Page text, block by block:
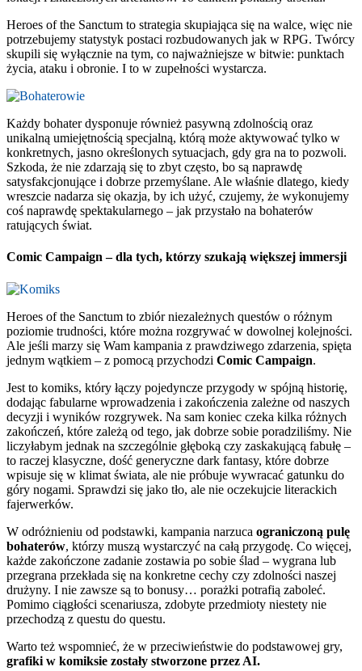
Heroes of the Sanctum to strategia skupiająca się na walce, więc nie
potrzebujemy statystyk postaci rozbudowanych jak w RPG. Twórcy
skupili się wyłącznie na tym, co najważniejsze w bitwie: punktach
życia, ataku i obronie. I to w zupełności wystarcza.
Każdy bohater dysponuje również pasywną zdolnością oraz
unikalną umiejętnością specjalną, którą może aktywować tylko w
konkretnych, jasno określonych sytuacjach, gdy gra na to pozwoli.
Szkoda, że nie zdarzają się to zbyt często, bo są naprawdę
satysfakcjonujące i dobrze przemyślane. Ale właśnie dlatego, kiedy
wreszcie nadarza się okazja, by ich użyć, czujemy, że wykonujemy
coś naprawdę spektakularnego – jak przystało na bohaterów
ratujących świat.
Comic Campaign – dla tych, którzy szukają większej immersji
Heroes of the Sanctum to zbiór niezależnych questów o różnym
poziomie trudności, które można rozgrywać w dowolnej kolejności.
Ale jeśli marzy się Wam kampania z prawdziwego zdarzenia, spięta
jednym wątkiem – z pomocą przychodzi Comic Campaign.
Jest to komiks, który łączy pojedyncze przygody w spójną historię,
dodając fabularne wprowadzenia i zakończenia zależne od naszych
decyzji i wyników rozgrywek. Na sam koniec czeka kilka różnych
zakończeń, które zależą od tego, jak dobrze sobie poradziliśmy. Nie
liczyłabym jednak na szczególnie głęboką czy zaskakującą fabułę –
to raczej klasyczne, dość generyczne dark fantasy, które dobrze
wpisuje się w klimat świata, ale nie próbuje wywracać gatunku do
góry nogami. Sprawdzi się jako tło, ale nie oczekujcie literackich
fajerwerków.
W odróżnieniu od podstawki, kampania narzuca ograniczoną pulę
bohaterów, którzy muszą wystarczyć na całą przygodę. Co więcej,
każde zakończone zadanie zostawia po sobie ślad – wygrana lub
przegrana przekłada się na konkretne cechy czy zdolności naszej
drużyny. I nie zawsze są to bonusy… porażki potrafią zaboleć.
Pomimo ciągłości scenariusza, zdobyte przedmioty niestety nie
przechodzą z questu do questu.
Warto też wspomnieć, że w przeciwieństwie do podstawowej gry,
grafiki w komiksie zostały stworzone przez AI.